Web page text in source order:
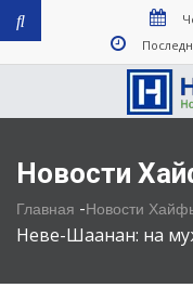
Новости
Главная -Новости
Неве-Шаанан: на